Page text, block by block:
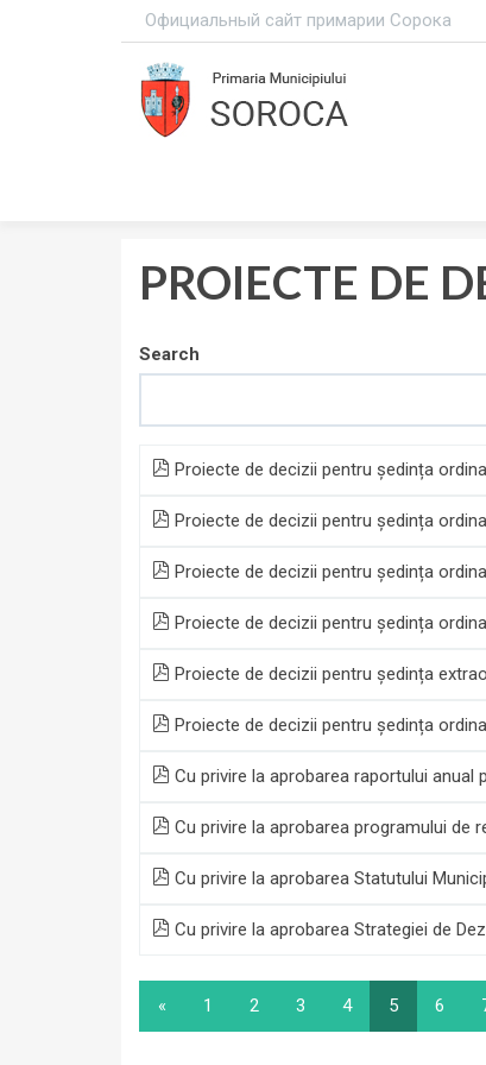
Официальный сайт примарии Сорока
PROIECTE DE
Search
Proiecte de decizii pentru ședința
Proiecte de decizii pentru ședința
Proiecte de decizii pentru ședința
Proiecte de decizii pentru ședința
Proiecte de decizii pentru ședința
Proiecte de decizii pentru ședința
Cu privire la aprobarea raportului anual
Cu privire la aprobarea programului de
Cu privire la aprobarea Statutului
Cu privire la aprobarea Strategiei de
« 1 2 3 4 5 6